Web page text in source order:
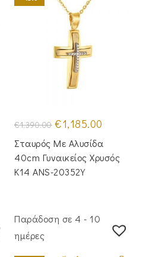
€1,390.00 Original
price
was:
€1,390.00.
€1,185.00
είναι:
€1,185.00.
Σταυρός Με Αλυσίδα
40cm Γυναικείος Χρυσός
Κ14 ANS-20352Y
Παράδοση σε 4 - 10
ημέρες